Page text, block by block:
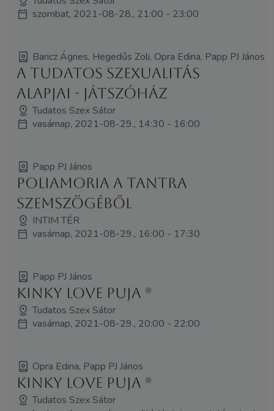
szombat, 2021-08-28., 21:00 - 23:00
Baricz Ágnes, Hegedűs Zoli, Opra Edina, Papp PJ János
A tudatos szexualitás
alapjai - Játszóház
Tudatos Szex Sátor
vasárnap, 2021-08-29., 14:30 - 16:00
Papp PJ János
Poliamoria a Tantra
szemszögéből
INTIM TÉR
vasárnap, 2021-08-29., 16:00 - 17:30
Papp PJ János
Kinky love puja (R)
Tudatos Szex Sátor
vasárnap, 2021-08-29., 20:00 - 22:00
Opra Edina, Papp PJ János
Kinky Love Puja (R)
Tudatos Szex Sátor